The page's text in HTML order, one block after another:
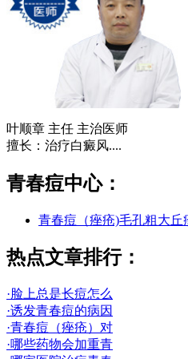
叶顺章 主任 主治医师
擅长：治疗白癜风....
青春痘中心：
青春痘（痤疮)毛孔粗大 丘
热点文章排行：
·脸上总是长痘怎么
·诱发青春痘的病因
·青春痘（痤疮）对
·哪些药物会加重青